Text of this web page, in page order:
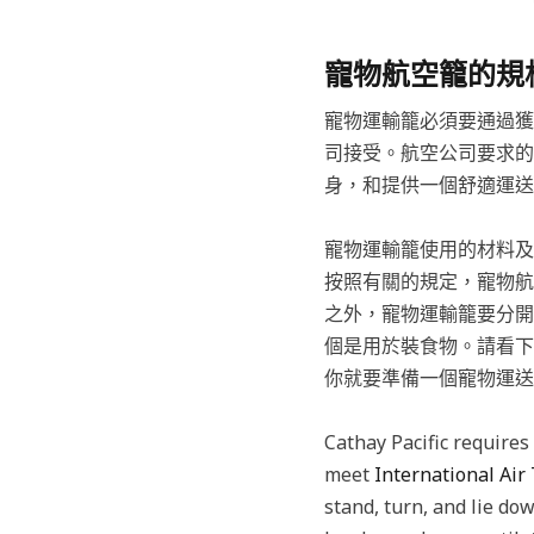
寵物航空籠的規
寵物運輸籠必須要通過
司接受。航空公司要求
身，和提供一個舒適運
寵物運輸籠使用的材料
按照有關的規定，寵物
之外，寵物運輸籠要分
個是用於裝食物。請看
你就要準備一個寵物運
Cathay Pacific
meet International Air
stand, turn, and lie